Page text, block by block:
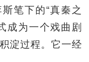
笔下的“真秦之
成为一个戏曲剧
淀过程。它一经